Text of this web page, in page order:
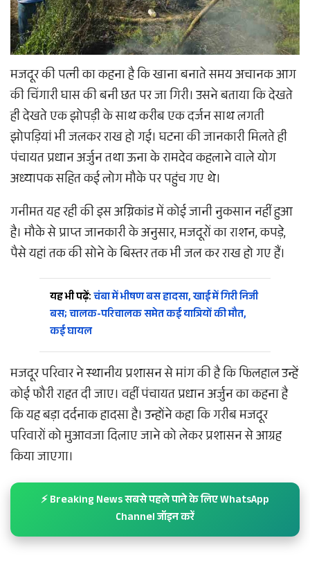
मजदूर की पत्नी का कहना है कि खाना बनाते समय अचानक आग
की चिंगारी घास की बनी छत पर जा गिरी। उसने बताया कि देखते
ही देखते एक झोपड़ी के साथ करीब एक दर्जन साथ लगती
झोपड़ियां भी जलकर राख हो गई। घटना की जानकारी मिलते ही
पंचायत प्रधान अर्जुन तथा ऊना के रामदेव कहलाने वाले योग
अध्यापक सहित कई लोग मौके पर पहुंच गए थे।
गनीमत यह रही की इस अग्निकांड में कोई जानी नुकसान नहीं हुआ
है। मौके से प्राप्त जानकारी के अनुसार, मजदूरों का राशन, कपड़े,
पैसे यहां तक की सोने के बिस्तर तक भी जल कर राख हो गए हैं।
यह भी पढ़ें:चंबा में भीषण बस हादसा, खाई में गिरी निजी
बस; चालक-परिचालक समेत कई यात्रियों की मौत,
कई घायल
मजदूर परिवार ने स्थानीय प्रशासन से मांग की है कि फिलहाल उन्हें
कोई फौरी राहत दी जाए। वहीं पंचायत प्रधान अर्जुन का कहना है
कि यह बड़ा दर्दनाक हादसा है। उन्होंने कहा कि गरीब मजदूर
परिवारों को मुआवजा दिलाए जाने को लेकर प्रशासन से आग्रह
किया जाएगा।
⚡ Breaking News सबसे पहले पाने के लिए WhatsApp
Channel जॉइन करें